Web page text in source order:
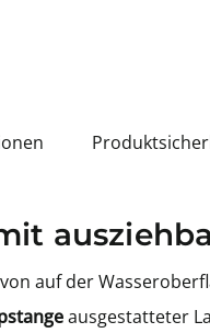
auf der
ausgestatteter